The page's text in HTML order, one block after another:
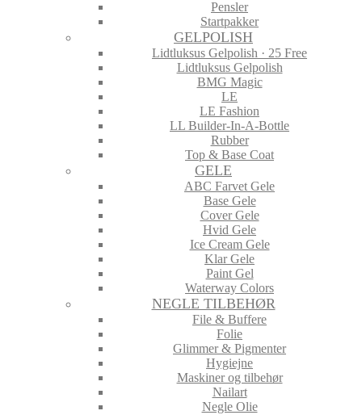
Pensler
Startpakker
GELPOLISH
Lidtluksus Gelpolish · 25 Free
Lidtluksus Gelpolish
BMG Magic
LE
LE Fashion
LL Builder-In-A-Bottle
Rubber
Top & Base Coat
GELE
ABC Farvet Gele
Base Gele
Cover Gele
Hvid Gele
Ice Cream Gele
Klar Gele
Paint Gel
Waterway Colors
NEGLE TILBEHØR
File & Buffere
Folie
Glimmer & Pigmenter
Hygiejne
Maskiner og tilbehør
Nailart
Negle Olie